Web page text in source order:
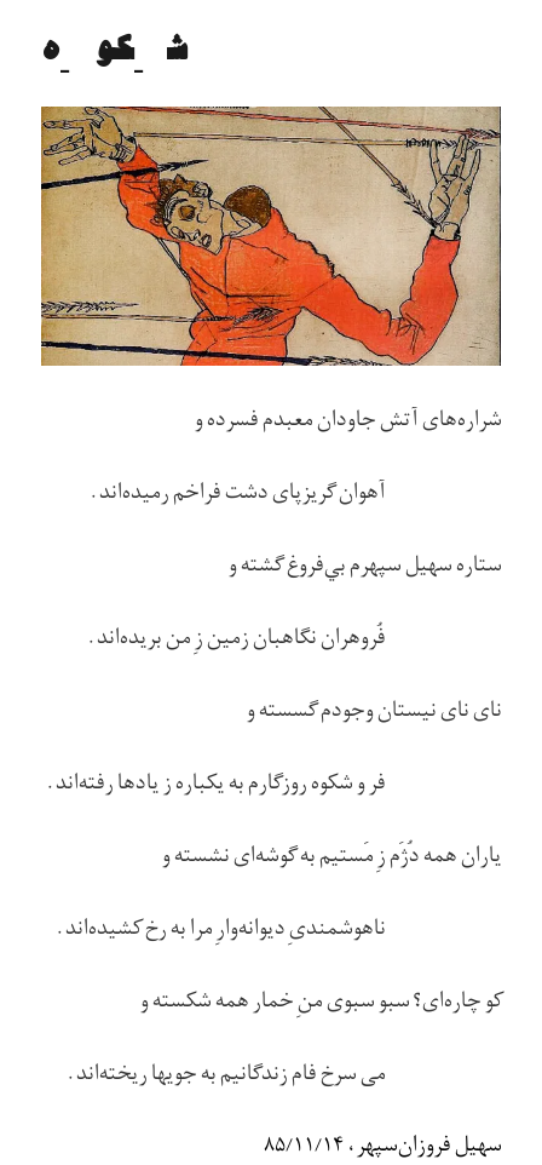
ﺷِﻜﻮِه
شراره‌های آتش جاودان معبدم فسرده و
آهوان گريزپای دشت فراخم رميده‌اند.
ستاره سهيل سپهرم بي‌فروغ گشته و
فُروهران نگاهبان زمين زِ من بريده‌اند.
نای نای نيستان وجودم گسسته و
فر و شکوه روزگارم به يکباره ز يادها رفته‌اند.
ياران همه دُژَم زِ مَستيم به گوشه‌ای نشسته و
ناهوشمندیِ ديوانه‌وارِ مرا به رخ کشيده‌اند.
کو چاره‌ای؟ سبو سبوی منِ خمار همه شکسته و
می سرخ فام زندگانيم به جويها ريخته‌اند.
سهيل فروزان‌سپهر، 85/11/14